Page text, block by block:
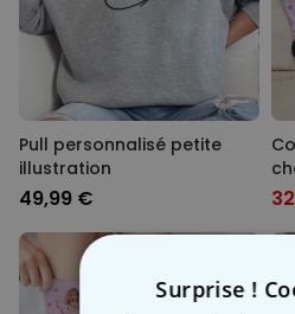
Pull personnalisé petite
illustration
49,99 €
Surprise !